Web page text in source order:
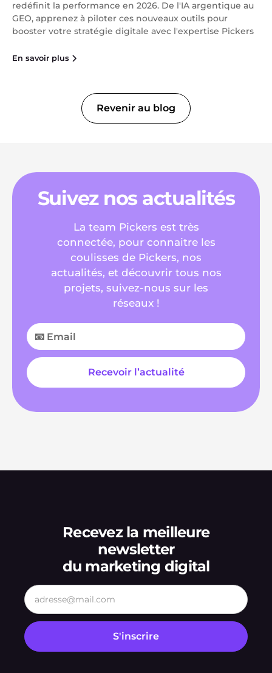
redéfinit la performance en 2026. De l'IA argentique au
GEO, apprenez à piloter ces nouveaux outils pour
booster votre stratégie digitale avec l'expertise Pickers
En savoir plus
Revenir au blog
Suivez nos actualités
La team Pickers est très
connectée, pour connaitre les
coulisses de Pickers, nos
actualités, et découvrir tous nos
projets, suivez-nous sur les
réseaux !
Recevez la meilleure
newsletter
du marketing digital